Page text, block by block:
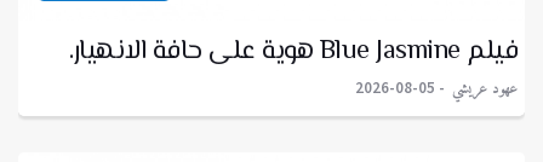
فيلم Blue Jasmine هوية على حافة الانهيار.
عهود عريشي 2026-08-05